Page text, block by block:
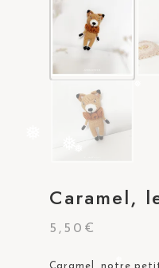
Caramel,
5,50 €
Caramel, notre